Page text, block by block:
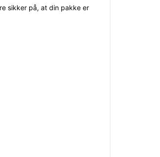
sikker på, at din pakke er